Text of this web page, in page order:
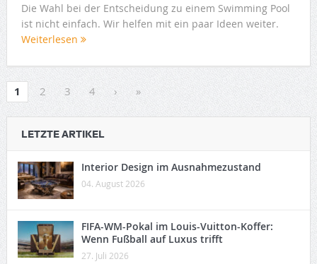
Die Wahl bei der Entscheidung zu einem Swimming Pool
ist nicht einfach. Wir helfen mit ein paar Ideen weiter.
Weiterlesen
1 2 3 4 › »
LETZTE ARTIKEL
Interior Design im Ausnahmezustand
04. August 2026
FIFA-WM-Pokal im Louis-Vuitton-Koffer:
Wenn Fußball auf Luxus trifft
27. Juli 2026